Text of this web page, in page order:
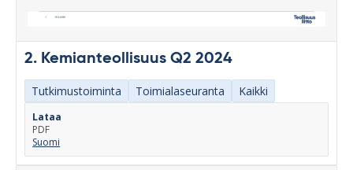
2. Kemianteollisuus Q2 2024
Tutkimustoiminta Toimialaseuranta Kaikki
Lataa
PDF
Suomi